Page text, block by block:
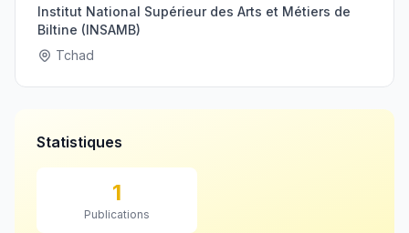
Institut National Supérieur des Arts et Métiers de
Biltine (INSAMB)
Tchad
Statistiques
1
Publications